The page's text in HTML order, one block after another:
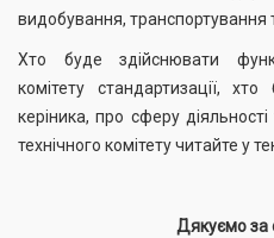
видобування, транспортування
Хто буде здійснювати
комітету стандартизації,
керіника, про сферу
технічного комітету читайте у
Дякуємо за